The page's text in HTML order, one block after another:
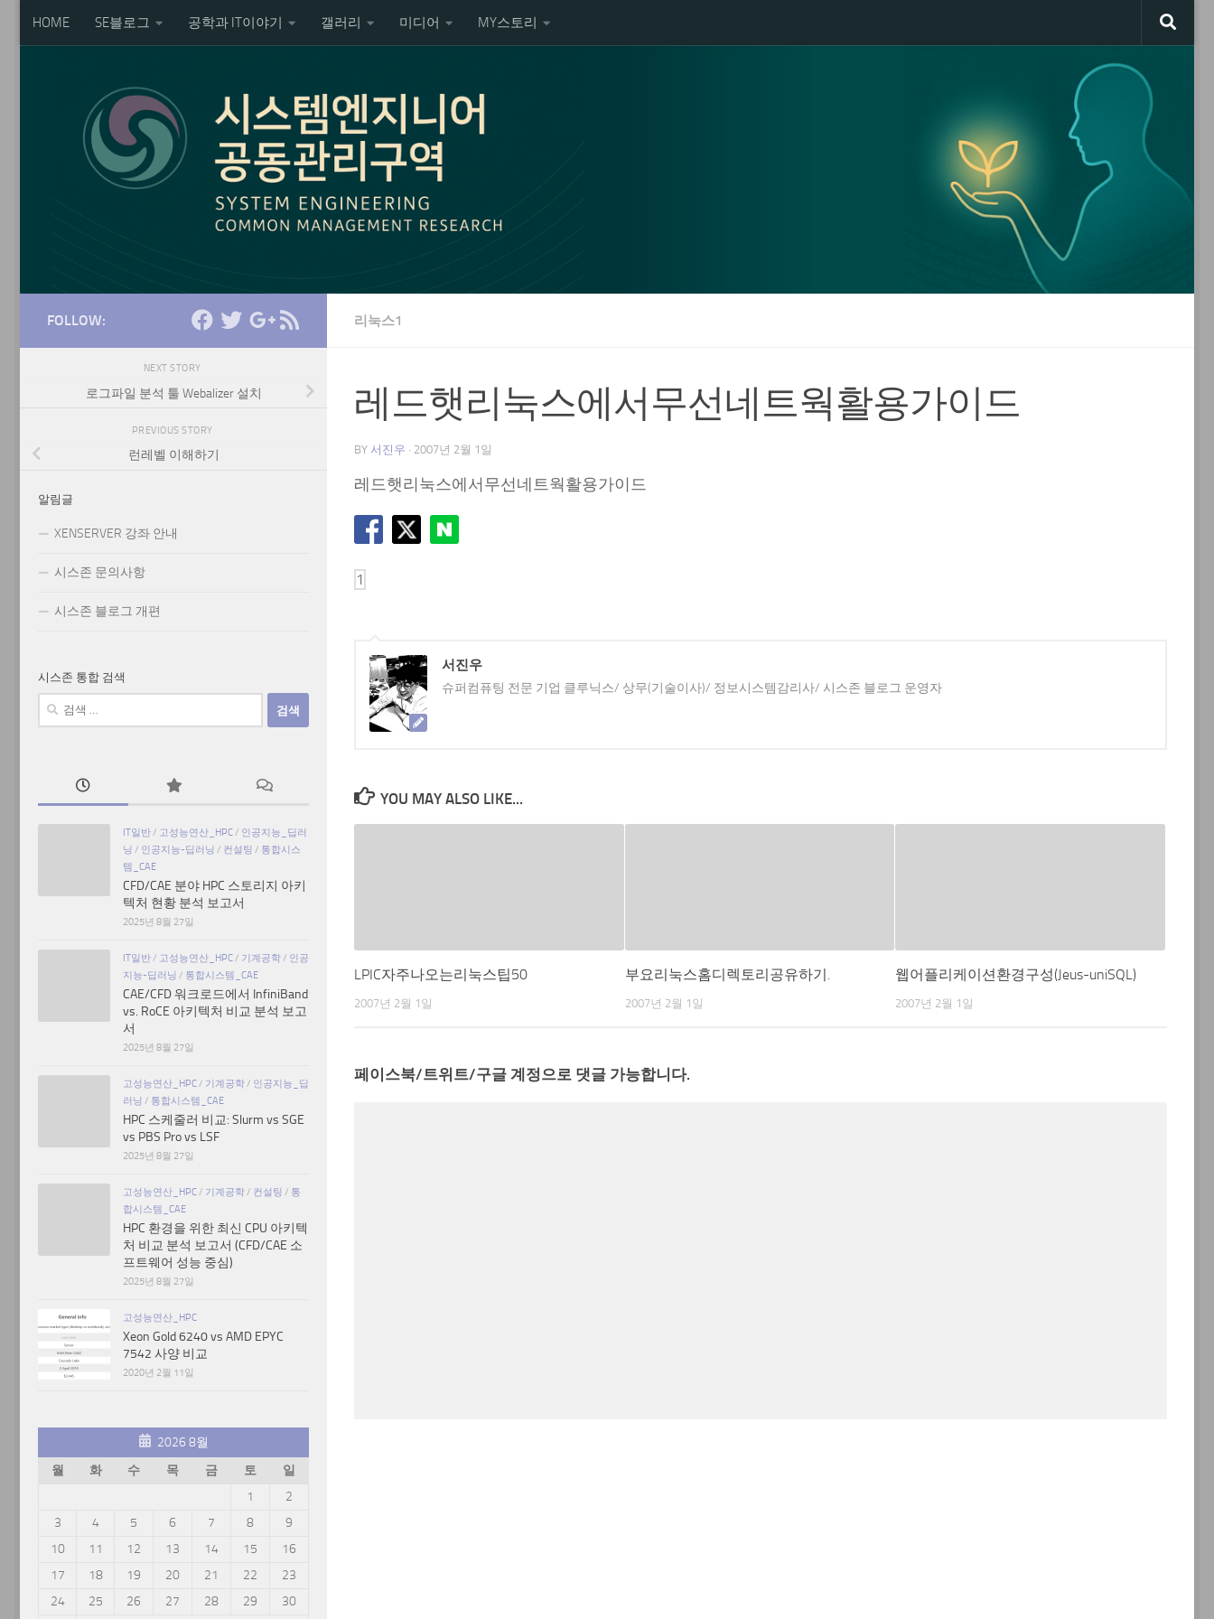
Skip to content
HOME SE블로그 공학과 IT이야기 갤러리 미디어 MY스토리
리눅스1
레드햇리눅스에서무선네트웍활용가이드
BY 서진우 · 2007년 2월 1일
레드햇리눅스에서무선네트웍활용가이드
서진우
슈퍼컴퓨팅 전문 기업 클루닉스/ 상무(기술이사)/ 정보시스템감리사/ 시스존 블로그 운영자
YOU MAY ALSO LIKE...
LPIC자주나오는리눅스팁50
2007년 2월 1일
부요리눅스홈디렉토리공유하기.
2007년 2월 1일
웹어플리케이션환경구성(Jeus-uniSQL)
2007년 2월 1일
페이스북/트위트/구글 계정으로 댓글 가능합니다.
FOLLOW:
NEXT STORY
로그파일 분석 툴 Webalizer 설치
PREVIOUS STORY
런레벨 이해하기
알림글
XENSERVER 강좌 안내
시스존 문의사항
시스존 블로그 개편
시스존 통합 검색
검
IT일반/ 고성능연산_HPC/ 인공지능_딥러
닝 / 인공지능-딥러닝 / 컨설팅 / 통합시스
템_CAE
CFD/CAE 분야 HPC 스토리지 아키
텍처 현황 분석 보고서
2025년 8월 27일
IT일반/ 고성능연산_HPC/ 기계공학/ 인공
지능-딥러닝 / 통합시스템_CAE
CAE/CFD 워크로드에서 InfiniBand
vs. RoCE 아키텍처 비교 분석 보고
서
2025년 8월 27일
고성능연산_HPC/ 기계공학/ 인공지능_딥
러닝 / 통합시스템_CAE
HPC 스케줄러 비교: Slurm vs SGE
vs PBS Pro vs LSF
2025년 8월 27일
고성능연산_HPC/ 기계공학/ 컨설팅 / 통
합시스템_CAE
HPC 환경을 위한 최신 CPU 아키텍
처 비교 분석 보고서 (CFD/CAE 소
프트웨어 성능 중심)
2025년 8월 27일
고성능연산_HPC
Xeon Gold 6240 vs AMD EPYC
7542 사양 비교
2020년 2월 11일
2026 8월
월
화 수 목 금 토
일
1
2
3
4 5 6 7 8
9
10
11 12 13 14 15
16
17
18 19 20 21 22
23
24
25 26 27 28 29 30